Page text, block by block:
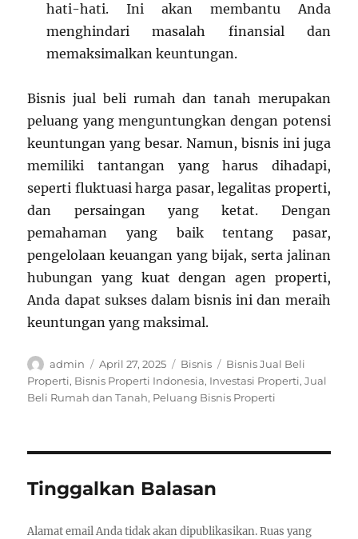
hati-hati. Ini akan membantu Anda
menghindari masalah finansial dan
memaksimalkan keuntungan.
Bisnis jual beli rumah dan tanah merupakan
peluang yang menguntungkan dengan potensi
keuntungan yang besar. Namun, bisnis ini juga
memiliki tantangan yang harus dihadapi,
seperti fluktuasi harga pasar, legalitas properti,
dan persaingan yang ketat. Dengan
pemahaman yang baik tentang pasar,
pengelolaan keuangan yang bijak, serta jalinan
hubungan yang kuat dengan agen properti,
Anda dapat sukses dalam bisnis ini dan meraih
keuntungan yang maksimal.
Author
admin
Posted
on
April 27, 2025 Categories
Bisnis Tags
Bisnis Jual Beli
Properti, Bisnis Properti Indonesia, Investasi Properti,Jual
Beli Rumah dan Tanah, Peluang Bisnis Properti
Tinggalkan Balasan
Alamat email Anda tidak akan dipublikasikan. Ruas yang